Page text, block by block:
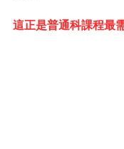
這正是普通科課程最